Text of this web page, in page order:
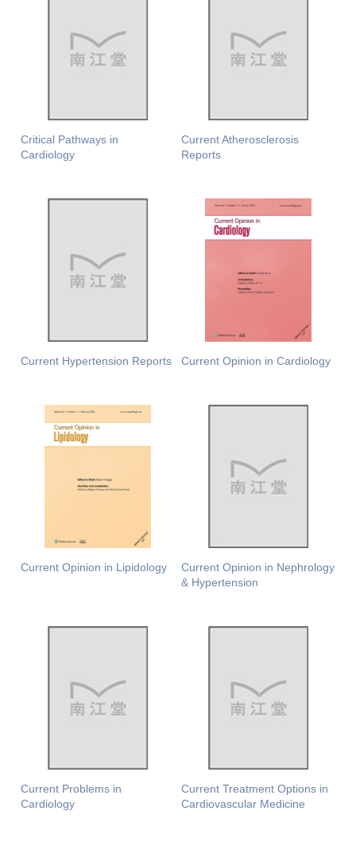
Critical Pathways in
Cardiology
Current Atherosclerosis
Reports
Current Hypertension Reports Current Opinion in Cardiology
Current Opinion in Lipidology
Current Opinion in Nephrology
& Hypertension
Current Problems in
Cardiology
Current Treatment Options in
Cardiovascular Medicine